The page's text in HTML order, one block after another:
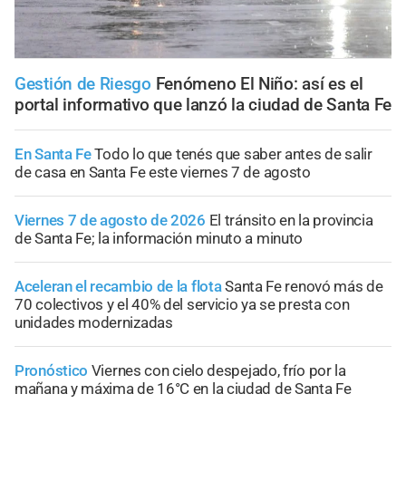
Gestión de Riesgo Fenómeno El Niño: así es el
portal informativo que lanzó la ciudad de Santa Fe
En Santa FeTodo lo que tenés que saber antes de salir
de casa en Santa Fe este viernes 7 de agosto
Viernes 7 de agosto de 2026 El tránsito en la provincia
de Santa Fe; la información minuto a minuto
Aceleran el recambio de la flotaSanta Fe renovó más de
70 colectivos y el 40% del servicio ya se presta con
unidades modernizadas
Pronóstico Viernes con cielo despejado, frío por la
mañana y máxima de 16°C en la ciudad de Santa Fe